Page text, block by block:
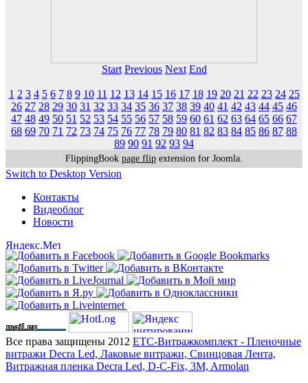
Start Previous Next End
1 2 3 4 5 6 7 8 9 10 11 12 13 14 15 16 17 18 19 20 21 22 23 24 25
26 27 28 29 30 31 32 33 34 35 36 37 38 39 40 41 42 43 44 45 46
47 48 49 50 51 52 53 54 55 56 57 58 59 60 61 62 63 64 65 66 67
68 69 70 71 72 73 74 75 76 77 78 79 80 81 82 83 84 85 86 87 88
89 90 91 92 93 94
FlippingBook page flip extension for Joomla.
Switch to Desktop Version
Контакты
Видеоблог
Новости
Все права защищены 2012 ЕТС-Витражкомплект - Пленочные
витражи Decra Led, Лаковые витражи, Свинцовая Лента,
Витражная пленка Decra Led, D-C-Fix, 3M, Armolan